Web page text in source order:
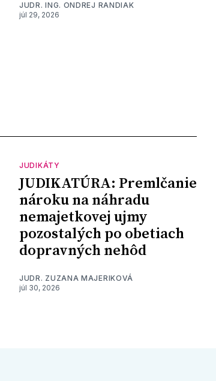
JUDR. ING. ONDREJ RANDIAK
júl 29, 2026
JUDIKÁTY
JUDIKATÚRA: Premlčanie
nároku na náhradu
nemajetkovej ujmy
pozostalých po obetiach
dopravných nehôd
JUDR. ZUZANA MAJERIKOVÁ
júl 30, 2026